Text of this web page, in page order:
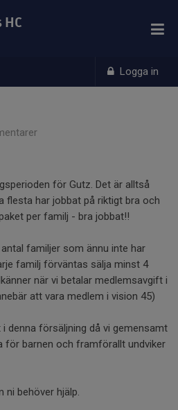
Logga in
för Gutz. Det är alltså
flesta har jobbat på riktigt bra och
per familj - bra jobbat!!
familjer som ännu inte har
familj förväntas sälja minst 4
när vi betalar medlemsavgift i
att vara medlem i vision 45)
denna försäljning då vi gemensamt
för barnen och framförallt undviker
ni behöver hjälp.